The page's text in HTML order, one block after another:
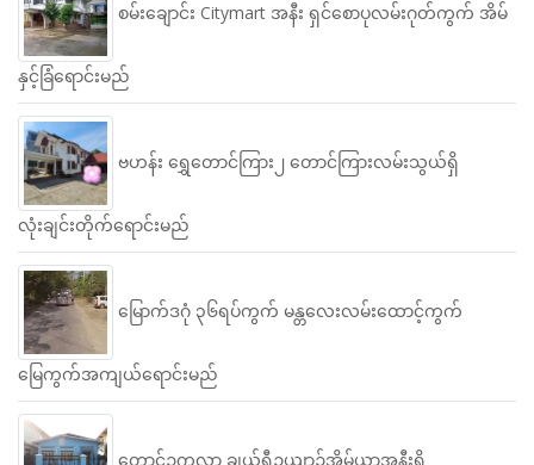
စမ်းချောင်း Citymart အနီး ရှင်စောပုလမ်းဂုတ်ကွက် အိမ်
နှင့်ခြံရောင်းမည်
ဗဟန်း ရွှေတောင်ကြား၂ တောင်ကြားလမ်းသွယ်ရှိ
လုံးချင်းတိုက်ရောင်းမည်
မြောက်ဒဂုံ ၃၆ရပ်ကွက် မန္တလေးလမ်းထောင့်ကွက်
မြေကွက်အကျယ်ရောင်းမည်
တောင်ဥက္ကလာ ချယ်ရီဥယျာဉ်အိမ်ယာအနီးရှိ